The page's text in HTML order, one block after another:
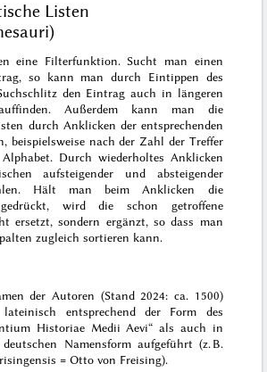
Listen
eine Filterfunktion. Sucht man einen
so kann man durch Eintippen des
den Eintrag auch in längeren
Außerdem kann man die
durch Anklicken der entsprechenden
beispielsweise nach der Zahl der Treffer
Durch wiederholtes Anklicken
aufsteigender und absteigender
Hält man beim Anklicken die
gedrückt, wird die schon getroffene
ersetzt, sondern ergänzt, so dass man
zugleich sortieren kann.
der Autoren (Stand 2024: ca. 1500)
entsprechend der Form des
Historiae Medii Aevi“ als auch in
Namensform aufgeführt (z. B.
= Otto von Freising).